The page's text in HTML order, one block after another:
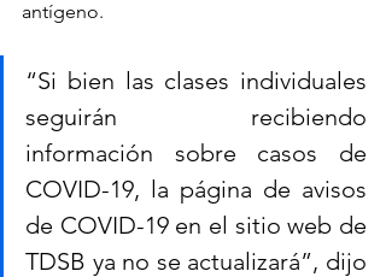
antígeno.
“Si bien las clases individuales
seguirán recibiendo
información sobre casos de
COVID-19, la página de avisos
de COVID-19 en el sitio web de
TDSB ya no se actualizará”, dijo